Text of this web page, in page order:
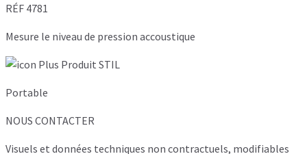
RÉF 4781
Mesure le niveau de pression accoustique
Portable
NOUS CONTACTER
Visuels et données techniques non contractuels, modifiables